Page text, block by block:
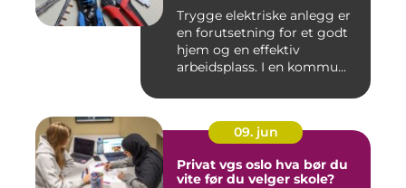
Trygge elektriske anlegg er
en forutsetning for et godt
hjem og en effektiv
arbeidsplass. I en kommu...
09. jun
Privat vgs oslo hva bør du
vite før du velger skole?